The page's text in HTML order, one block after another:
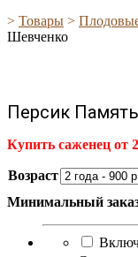
> Товары >
Шевченко
Персик
Купить саженец от
Возраст
Минимальный